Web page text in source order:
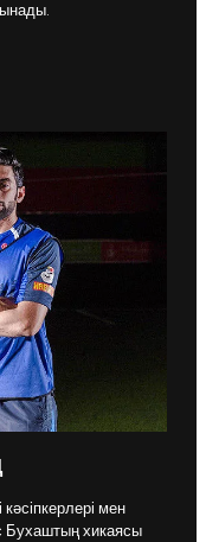
мен
Бухаштың хикаясы